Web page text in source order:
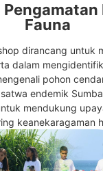
Fauna
dirancang untuk
dalam
pohon
endemik
mendukung
keanekaragaman